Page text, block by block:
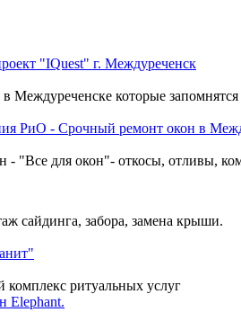
"IQuest" г. Междуреченск
в Междуреченске которые
РиО - Срочный ремонт окон в
- "Все для окон"- откосы, отливы,
сайдинга, забора, замена крыши.
ритуальных услуг
Elephant.